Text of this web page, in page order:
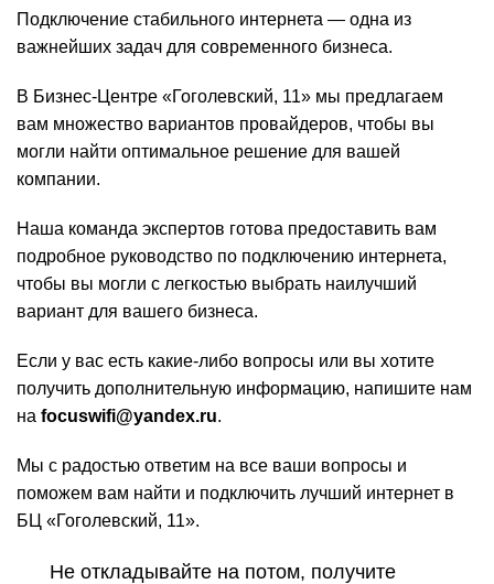
Подключение стабильного интернета — одна из
важнейших задач для современного бизнеса.
В Бизнес-Центре «Гоголевский, 11» мы предлагаем
вам множество вариантов провайдеров, чтобы вы
могли найти оптимальное решение для вашей
компании.
Наша команда экспертов готова предоставить вам
подробное руководство по подключению интернета,
чтобы вы могли с легкостью выбрать наилучший
вариант для вашего бизнеса.
Если у вас есть какие-либо вопросы или вы хотите
получить дополнительную информацию, напишите нам
на focuswifi@yandex.ru.
Мы с радостью ответим на все ваши вопросы и
поможем вам найти и подключить лучший интернет в
БЦ «Гоголевский, 11».
Не откладывайте на потом, получите